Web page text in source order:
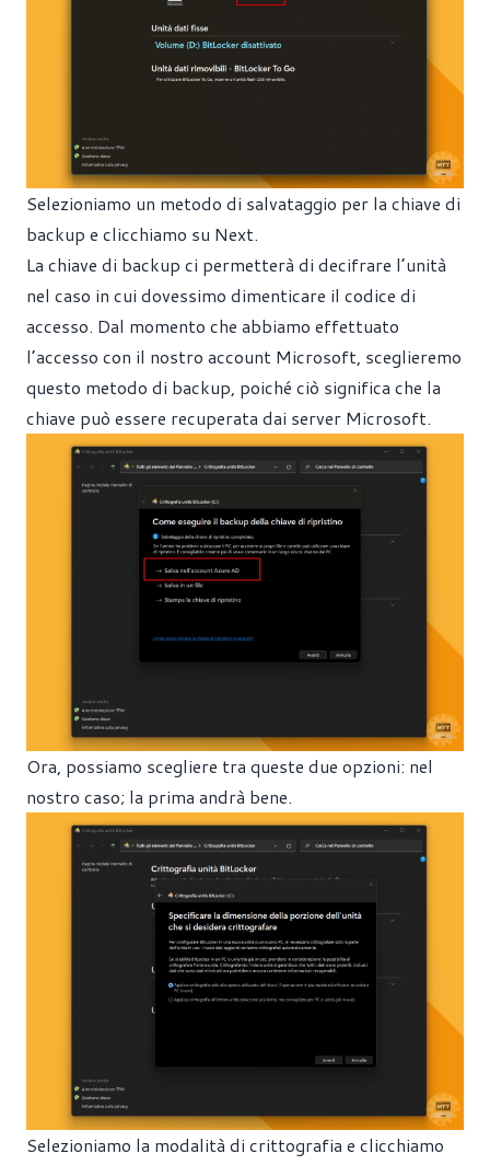
Selezioniamo un metodo di salvataggio per la chiave di
backup e clicchiamo su Next.
La chiave di backup ci permetterà di decifrare l’unità
nel caso in cui dovessimo dimenticare il codice di
accesso. Dal momento che abbiamo effettuato
l’accesso con il nostro account Microsoft, sceglieremo
questo metodo di backup, poiché ciò significa che la
chiave può essere recuperata dai server Microsoft.
Ora, possiamo scegliere tra queste due opzioni: nel
nostro caso; la prima andrà bene.
Selezioniamo la modalità di crittografia e clicchiamo